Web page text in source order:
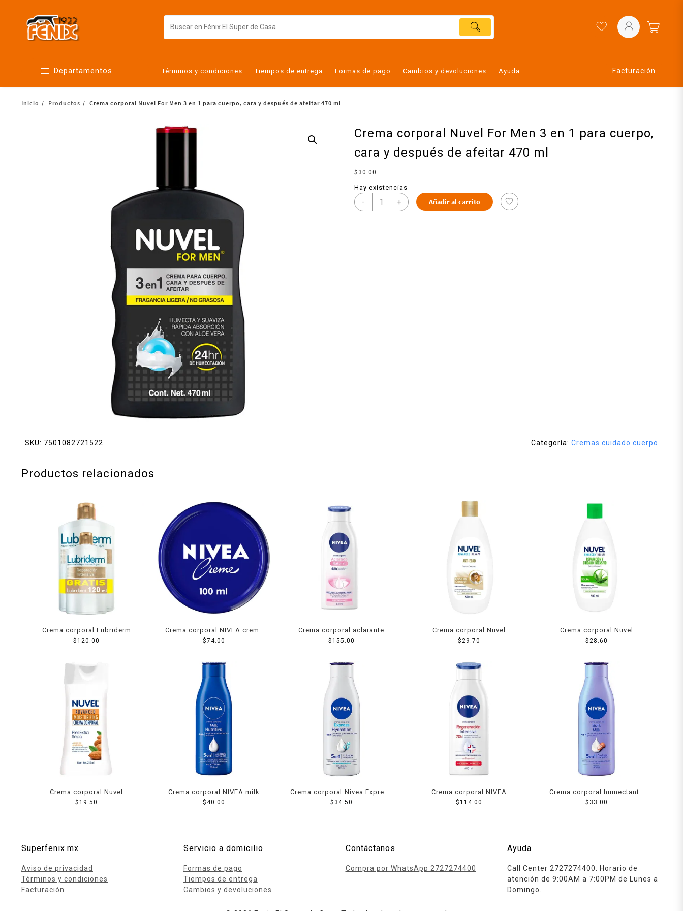
Departamentos
Alimentos
Términos y condiciones Tiempos de entrega Formas de pago Cambios y devoluciones Ayuda Facturación
Inicio Productos Crema corporal Nuvel For Men 3 en 1 para cuerpo, cara y después de afeitar 470 ml
Crema corporal Nuvel For Men 3 en 1 para cuerpo,
cara y después de afeitar 470 ml
$ 30.00
Hay existencias
- + Añadir al carrito
SKU: 7501082721522 Categoría: Cremas cuidado cuerpo
Productos relacionados
Crema corporal Lubriderm
reparación intensiva 400 ml
$120.00
Crema corporal NIVEA creme
humectante de larga duración
$74.00
Crema corporal aclarante
NIVEA tono natural 400 ml
$155.00
Crema corporal Nuvel
advanced therapy antiedad
$29.70
Crema corporal Nuvel
advanced therapy reparación
$28.60
Crema corporal Nuvel
advanced moisturizing piel
$19.50
Crema corporal NIVEA milk
nutritiva 5 en 1 piel extra seca
$40.00
Crema corporal Nivea Express
Hydration humectación
$ 34.50
Crema corporal NIVEA
Regeneración Intensiva
$114.00
Crema corporal humectante
NIVEA soft milk 100 ml
$ 33.00
Superfenix.mx
Aviso de privacidad
Términos y condiciones
Facturación
Servicio a domicilio
Formas de pago
Tiempos de entrega
Cambios y devoluciones
Contáctanos
Compra por WhatsApp 2727274400
Ayuda
Call Center 2727274400. Horario de
atención de 9:00AM a 7:00PM de Lunes a
Domingo.